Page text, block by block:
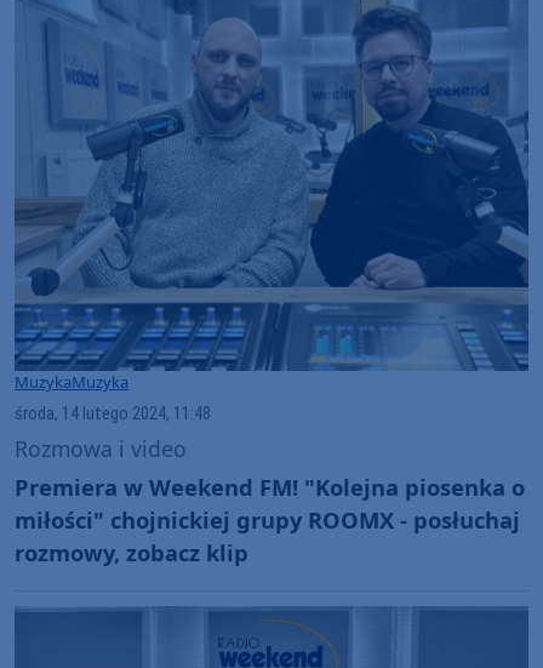
MuzykaMuzyka
środa, 14 lutego 2024, 11:48
Rozmowa i video
Premiera w Weekend FM! "Kolejna piosenka o
miłości" chojnickiej grupy ROOMX - posłuchaj
rozmowy, zobacz klip